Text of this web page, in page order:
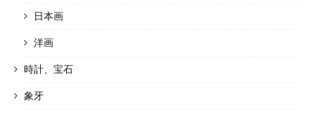
日本画
洋画
時計、宝石
象牙